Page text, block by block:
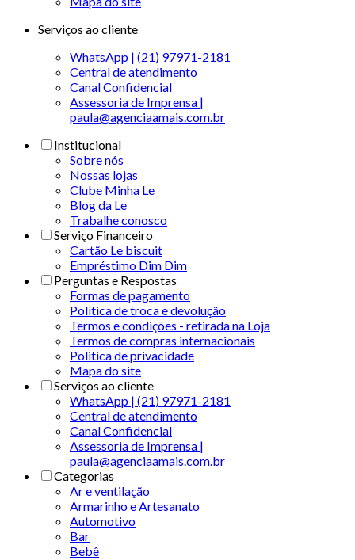
Serviços ao cliente
WhatsApp | (21) 97971-2181
Central de atendimento
Canal Confidencial
Assessoria de Imprensa |
paula@agenciaamais.com.br
Institucional
Sobre nós
Nossas lojas
Clube Minha Le
Blog da Le
Trabalhe conosco
Serviço Financeiro
Cartão Le biscuit
Empréstimo Dim Dim
Perguntas e Respostas
Formas de pagamento
Política de troca e devolução
Termos e condições - retirada na Loja
Termos de compras internacionais
Politica de privacidade
Mapa do site
Serviços ao cliente
WhatsApp | (21) 97971-2181
Central de atendimento
Canal Confidencial
Assessoria de Imprensa |
paula@agenciaamais.com.br
Categorias
Ar e ventilação
Armarinho e Artesanato
Automotivo
Bar
Bebê